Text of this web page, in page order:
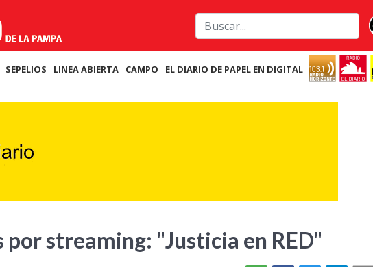
SEPELIOS LINEA ABIERTA CAMPO EL DIARIO DE PAPEL EN DIGITAL
streaming: "Justicia en RED"